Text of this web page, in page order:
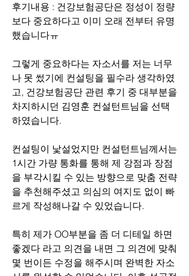
후기내용 : 건강보험공단은 정성이 정량
보다 중요하다고 이미 오래 전부터 유명
했습니다ㅠ
그렇게 중요하다는 자소서를 저는 너무
나 못 썼기에 컨설팅을 필수라 생각하였
고, 건강보험공단 관련 후기 중 대부분을
차지하시던 김영훈 컨설턴트님을 선택
하였습니다.
컨설팅이 낯설었지만 컨설턴트님께서는
1시간 가량 통화를 통해 제 강점과 장점
을 부각시킬 수 있는 방향으로 맞춤 전략
을 추천해주셨고 의심의 여지도 없이 빠
르게 작성해나갈 수 있었습니다.
특히 제가 OO부분을 좀 더 디테일 하면
좋겠다 라고 의견을 내면 그 의견에 맞춰
몇 번이든 수정을 해주시며 완벽한 자소